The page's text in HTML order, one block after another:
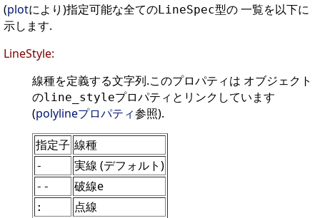
(plotにより)指定可能な全てのLineSpec型の 一覧を以下に
示します.
LineStyle:
線種を定義する文字列.このプロパティは オブジェクト
のline_styleプロパティとリンクしています
(polylineプロパティ参照).
指定子 線種
-
実線 (デフォルト)
-- 破線e
: 点線